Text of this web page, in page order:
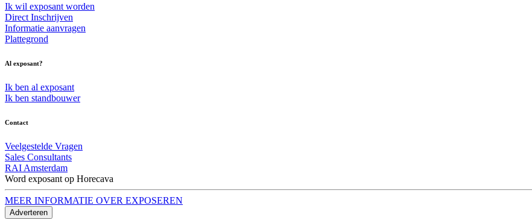
Ik wil exposant worden
Direct Inschrijven
Informatie aanvragen
Plattegrond
Al exposant?
Ik ben al exposant
Ik ben standbouwer
Contact
Veelgestelde Vragen
Sales Consultants
RAI Amsterdam
Word exposant op Horecava
MEER INFORMATIE OVER EXPOSEREN
Adverteren